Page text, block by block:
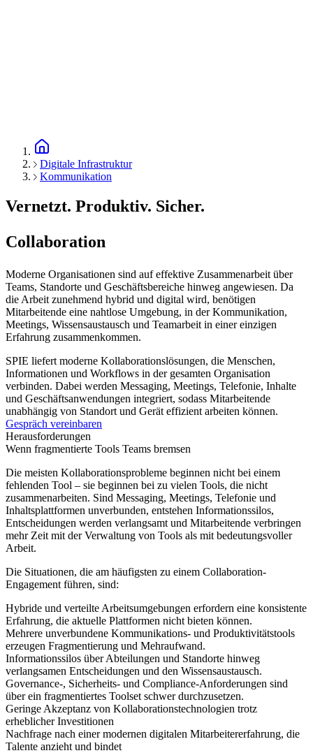
Digitale Infrastruktur
Kommunikation
Vernetzt. Produktiv. Sicher.
Collaboration
Moderne Organisationen sind auf effektive Zusammenarbeit über
Teams, Standorte und Geschäftsbereiche hinweg angewiesen. Da
die Arbeit zunehmend hybrid und digital wird, benötigen
Mitarbeitende eine nahtlose Umgebung, in der Kommunikation,
Meetings, Wissensaustausch und Teamarbeit in einer einzigen
Erfahrung zusammenkommen.
SPIE liefert moderne Kollaborationslösungen, die Menschen,
Informationen und Workflows in der gesamten Organisation
verbinden. Dabei werden Messaging, Meetings, Telefonie, Inhalte
und Geschäftsanwendungen integriert, sodass Mitarbeitende
unabhängig von Standort und Gerät effizient arbeiten können.
Gespräch vereinbaren
Herausforderungen
Wenn fragmentierte Tools Teams bremsen
Die meisten Kollaborationsprobleme beginnen nicht bei einem
fehlenden Tool – sie beginnen bei zu vielen Tools, die nicht
zusammenarbeiten. Sind Messaging, Meetings, Telefonie und
Inhaltsplattformen unverbunden, entstehen Informationssilos,
Entscheidungen werden verlangsamt und Mitarbeitende verbringen
mehr Zeit mit der Verwaltung von Tools als mit bedeutungsvoller
Arbeit.
Die Situationen, die am häufigsten zu einem Collaboration-
Engagement führen, sind:
Hybride und verteilte Arbeitsumgebungen erfordern eine konsistente
Erfahrung, die aktuelle Plattformen nicht bieten können.
Mehrere unverbundene Kommunikations- und Produktivitätstools
erzeugen Fragmentierung und Mehraufwand.
Informationssilos über Abteilungen und Standorte hinweg
verlangsamen Entscheidungen und den Wissensaustausch.
Governance-, Sicherheits- und Compliance-Anforderungen sind
über ein fragmentiertes Toolset schwer durchzusetzen.
Geringe Akzeptanz von Kollaborationstechnologien trotz
erheblicher Investitionen
Nachfrage nach einer modernen digitalen Mitarbeitererfahrung, die
Talente anzieht und bindet